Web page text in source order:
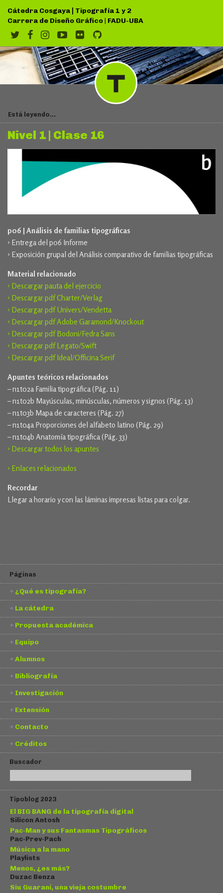
Cátedra Cosgaya | Tipografía 1 y 2
Carrera de Diseño Gráfico| FADU-UBA
Está leyendo...
Nivel 1 | Clase 16
p06 | Análisis de familias tipográficas
› Entrega del p06 Informe
› Exposición grupal del Análisis comparativo de familias tipográficas
Material relacionado
› Descargar pauta del ejercicio
› Descargar pdf Charter/Verlag
› Descargar pdf Univers/Vendetta
› Descargar pdf Adobe Garamond/Knockout
› Descargar pdf Bodoni/Fedra Sans
› Descargar pdf Legato/Swift
› Descargar pdf Ideal/Officina Serif
Apuntes teóricos relacionados
– n1t02a Familia tipográfica (Pág. 11)
– n1t02b Mayúsculas, minúsculas, números y signos (Pág. 13)
– n1t03b Mapa de caracteres (Pág. 27)
– n1t04a Proporciones del alfabeto latino (Pág. 29)
– n1t04b Anatomía tipográfica (Pág. 33)
› Descargar todos los apuntes
› Enlaces relacionados
Recordar
Llegar a horario y con las láminas impresas listas para colgar.
Páginas
¿Qué es tipografía?
La cátedra
Propuesta académica
Equipo
Alumnos
Bibliografía
Investigación
Extensión
Contacto
Créditos
Buscador
Tipoblog 2023
El BIG BANG de la tipografía digital
Silicon Antosh
Pac-Man y sus Fantasmas Tipográficos
Pac-Prev-Pach
Música a la mano
Playlists
Menos, ¿es más?
Duzac Benza
Siu Guaraní, una vieja costumbre